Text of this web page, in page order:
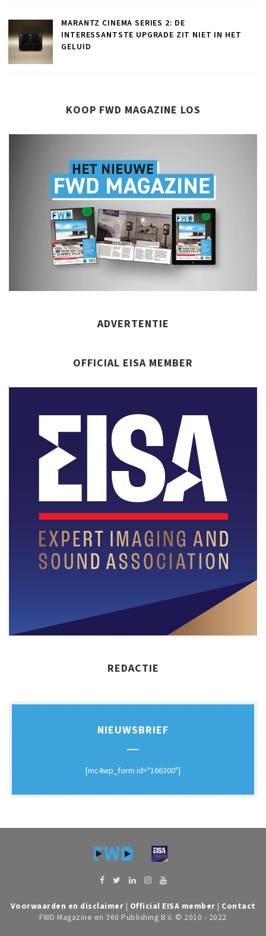
MARANTZ CINEMA SERIES 2: DE
INTERESSANTSTE UPGRADE ZIT NIET IN HET
GELUID
KOOP FWD MAGAZINE LOS
ADVERTENTIE
OFFICIAL EISA MEMBER
REDACTIE
NIEUWSBRIEF
[mc4wp_form id="166300"]
Voorwaarden en disclaimer | Official EISA member | Contact
FWD Magazine en 360 Publishing B.V. © 2010 - 2022